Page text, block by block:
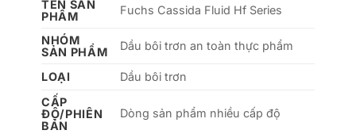
TÊN SẢN
PHẨM
Fuchs Cassida Fluid Hf Series
NHÓM
SẢN PHẨM
Dầu bôi trơn an toàn thực phẩm
LOẠI
Dầu bôi trơn
CẤP
ĐỘ/PHIÊN
BẢN
Dòng sản phẩm nhiều cấp độ